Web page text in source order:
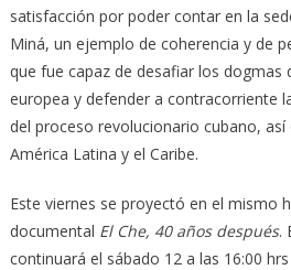
satisfacción por poder contar en la
Miná, un ejemplo de coherencia y de
que fue capaz de desafiar los dogmas
europea y defender a contracorriente
del proceso revolucionario cubano,
América Latina y el Caribe.
Este viernes se proyectó en el mismo
documental El Che, 40 años después.
continuará el sábado 12 a las 16:00